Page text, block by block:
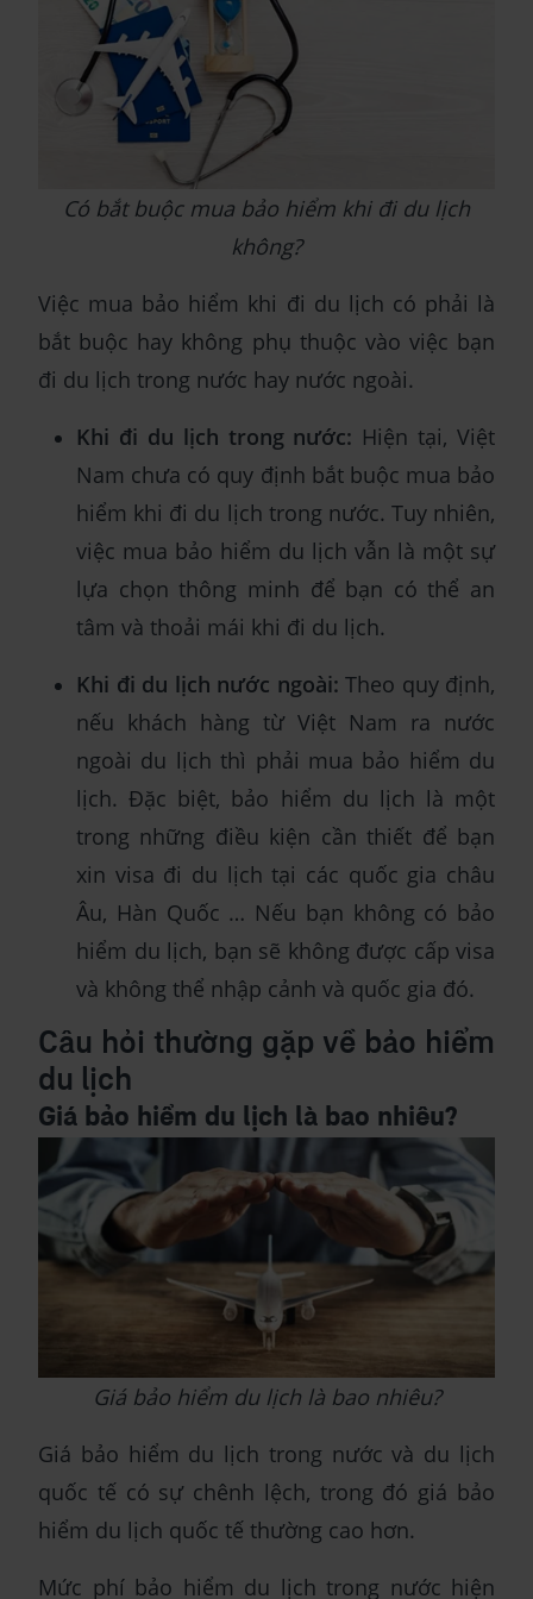
Có bắt buộc mua bảo hiểm khi đi du lịch
không?
Việc mua bảo hiểm khi đi du lịch có phải là
bắt buộc hay không phụ thuộc vào việc bạn
đi du lịch trong nước hay nước ngoài.
Khi đi du lịch trong nước: Hiện tại, Việt
Nam chưa có quy định bắt buộc mua bảo
hiểm khi đi du lịch trong nước. Tuy nhiên,
việc mua bảo hiểm du lịch vẫn là một sự
lựa chọn thông minh để bạn có thể an
tâm và thoải mái khi đi du lịch.
Khi đi du lịch nước ngoài: Theo quy định,
nếu khách hàng từ Việt Nam ra nước
ngoài du lịch thì phải mua bảo hiểm du
lịch. Đặc biệt, bảo hiểm du lịch là một
trong những điều kiện cần thiết để bạn
xin visa đi du lịch tại các quốc gia châu
Âu, Hàn Quốc … Nếu bạn không có bảo
hiểm du lịch, bạn sẽ không được cấp visa
và không thể nhập cảnh và quốc gia đó.
Câu hỏi thường gặp về bảo hiểm
du lịch
Giá bảo hiểm du lịch là bao nhiêu?
Giá bảo hiểm du lịch là bao nhiêu?
Giá bảo hiểm du lịch trong nước và du lịch
quốc tế có sự chênh lệch, trong đó giá bảo
hiểm du lịch quốc tế thường cao hơn.
Mức phí bảo hiểm du lịch trong nước hiện